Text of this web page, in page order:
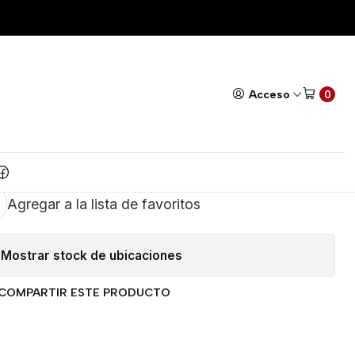
Acceso 0
FZ0430
0 A 25VOLTIOS
AL CARRITO COMPRAR AHORA
Agregar a la lista de favoritos
Mostrar stock de ubicaciones
ESTE PRODUCTO